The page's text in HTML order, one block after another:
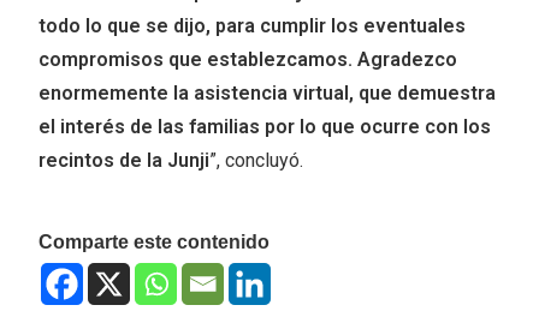
todo lo que se dijo, para cumplir los eventuales
compromisos que establezcamos. Agradezco
enormemente la asistencia virtual, que demuestra
el interés de las familias por lo que ocurre con los
recintos de la Junji”, concluyó.
Comparte este contenido